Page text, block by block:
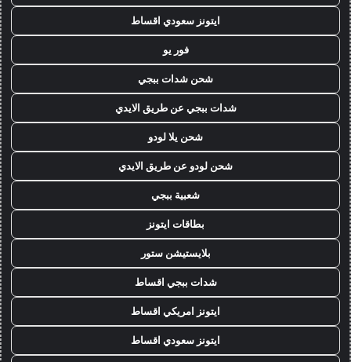
ايتونز سعودي اقساط
فور يو
شحن شدات ببجي
شدات ببجي عن طريق الايدي
شحن يلا لودو
شحن لودو عن طريق الايدي
شعبية ببجي
بطاقات ايتونز
بلايستيشن ستور
شدات ببجي اقساط
ايتونز امريكي اقساط
ايتونز سعودي اقساط